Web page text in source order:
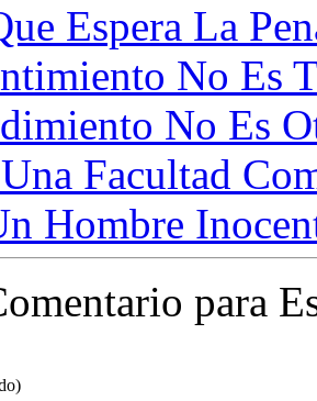
Espera La
No Es
No Es
Facultad
Hombre
para